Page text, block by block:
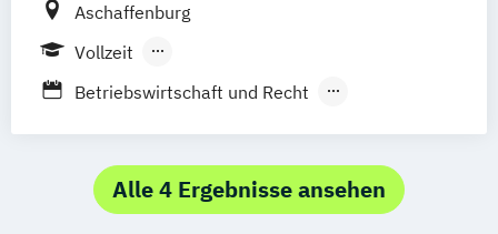
Aschaffenburg
Vollzeit
Berufsbegleitendes Präsenzstudium
Betriebswirtschaft und Recht
Alle 4 Ergebnisse ansehen